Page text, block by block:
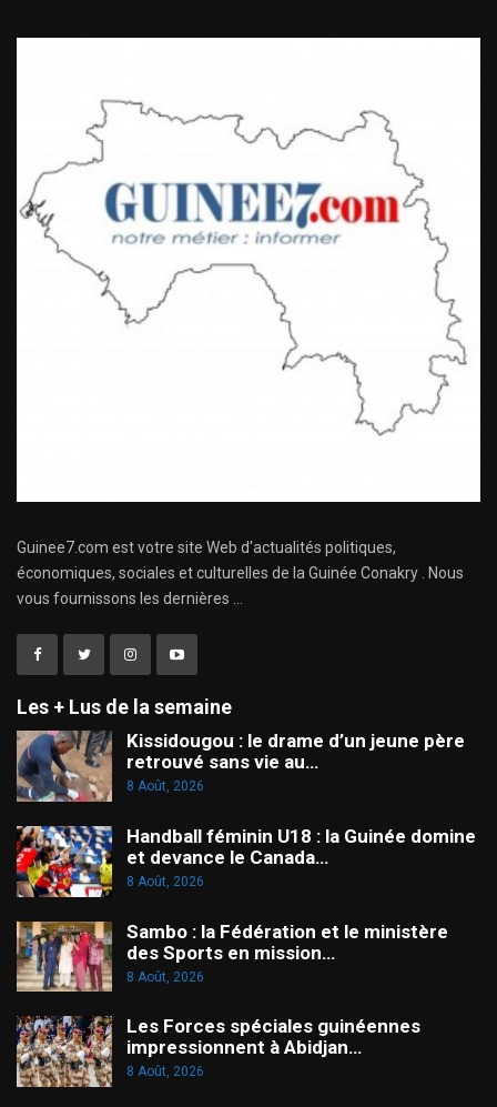
Guinee7.com est votre site Web d'actualités politiques,
économiques, sociales et culturelles de la Guinée Conakry . Nous
vous fournissons les dernières ...
Les + Lus de la semaine
Kissidougou : le drame d’un jeune père
retrouvé sans vie au…
8 Août, 2026
Handball féminin U18 : la Guinée domine
et devance le Canada…
8 Août, 2026
Sambo : la Fédération et le ministère
des Sports en mission…
8 Août, 2026
Les Forces spéciales guinéennes
impressionnent à Abidjan…
8 Août, 2026